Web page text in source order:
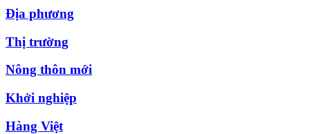
Địa phương
Thị trường
Nông thôn mới
Khởi nghiệp
Hàng Việt